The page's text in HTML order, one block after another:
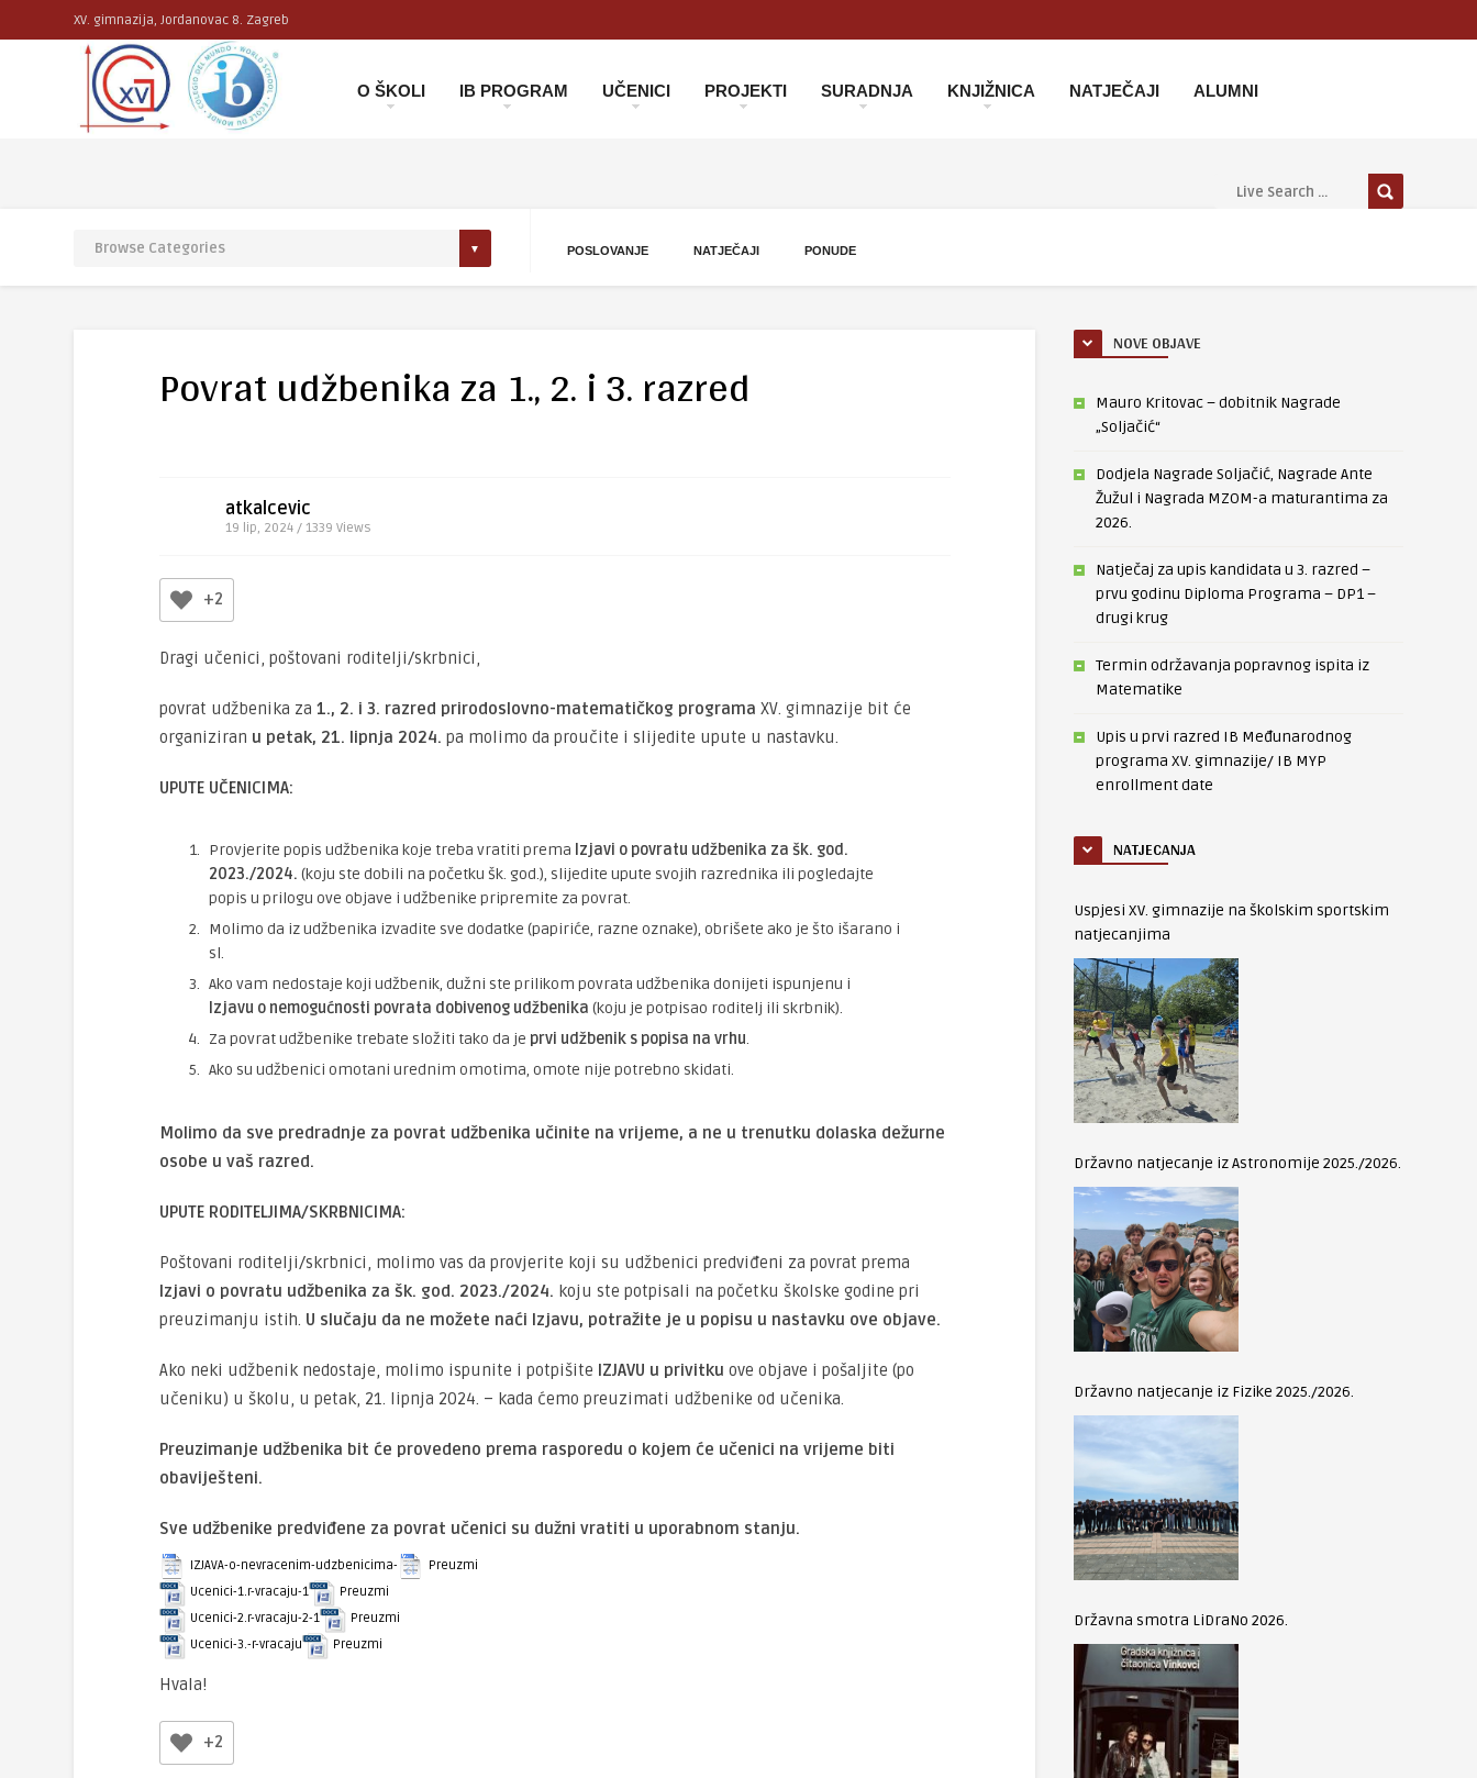
XV. gimnazija, Jordanovac 8. Zagreb
O ŠKOLI IB PROGRAM UČENICI PROJEKTI SURADNJA KNJIŽNICA NATJEČAJI ALUMNI
POSLOVANJE NATJEČAJI PONUDE
Povrat udžbenika za 1., 2. i 3. razred
atkalcevic
19 lip, 2024 / 1339 Views
+2
Dragi učenici, poštovani roditelji/skrbnici,
povrat udžbenika za 1., 2. i 3. razred prirodoslovno-matematičkog programa XV. gimnazije bit će
organiziran u petak, 21. lipnja 2024. pa molimo da proučite i slijedite upute u nastavku.
UPUTE UČENICIMA:
Provjerite popis udžbenika koje treba vratiti prema Izjavi o povratu udžbenika za šk. god.
2023./2024. (koju ste dobili na početku šk. god.), slijedite upute svojih razrednika ili pogledajte
popis u prilogu ove objave i udžbenike pripremite za povrat.
Molimo da iz udžbenika izvadite sve dodatke (papiriće, razne oznake), obrišete ako je što išarano i
sl.
Ako vam nedostaje koji udžbenik, dužni ste prilikom povrata udžbenika donijeti ispunjenu i
Izjavu o nemogućnosti povrata dobivenog udžbenika (koju je potpisao roditelj ili skrbnik).
Za povrat udžbenike trebate složiti tako da je prvi udžbenik s popisa na vrhu.
Ako su udžbenici omotani urednim omotima, omote nije potrebno skidati.
Molimo da sve predradnje za povrat udžbenika učinite na vrijeme, a ne u trenutku dolaska dežurne
osobe u vaš razred.
UPUTE RODITELJIMA/SKRBNICIMA:
Poštovani roditelji/skrbnici, molimo vas da provjerite koji su udžbenici predviđeni za povrat prema
Izjavi o povratu udžbenika za šk. god. 2023./2024. koju ste potpisali na početku školske godine pri
preuzimanju istih. U slučaju da ne možete naći Izjavu, potražite je u popisu u nastavku ove objave.
Ako neki udžbenik nedostaje, molimo ispunite i potpišite IZJAVU u privitku ove objave i pošaljite (po
učeniku) u školu, u petak, 21. lipnja 2024. – kada ćemo preuzimati udžbenike od učenika.
Preuzimanje udžbenika bit će provedeno prema rasporedu o kojem će učenici na vrijeme biti
obaviješteni.
Sve udžbenike predviđene za povrat učenici su dužni vratiti u uporabnom stanju.
IZJAVA-o-nevracenim-udzbenicima-
Preuzmi
Ucenici-1.r-vracaju-1
Preuzmi
Ucenici-2.r-vracaju-2-1
Preuzmi
Ucenici-3.-r-vracaju
Preuzmi
Hvala!
+2
NOVE OBJAVE
Mauro Kritovac – dobitnik Nagrade
„Soljačić“
Dodjela Nagrade Soljačić, Nagrade Ante
Žužul i Nagrada MZOM-a maturantima za
2026.
Natječaj za upis kandidata u 3. razred –
prvu godinu Diploma Programa – DP1 –
drugi krug
Termin održavanja popravnog ispita iz
Matematike
Upis u prvi razred IB Međunarodnog
programa XV. gimnazije/ IB MYP
enrollment date
NATJECANJA
Uspjesi XV. gimnazije na školskim sportskim
natjecanjima
Državno natjecanje iz Astronomije 2025./2026.
Državno natjecanje iz Fizike 2025./2026.
Državna smotra LiDraNo 2026.